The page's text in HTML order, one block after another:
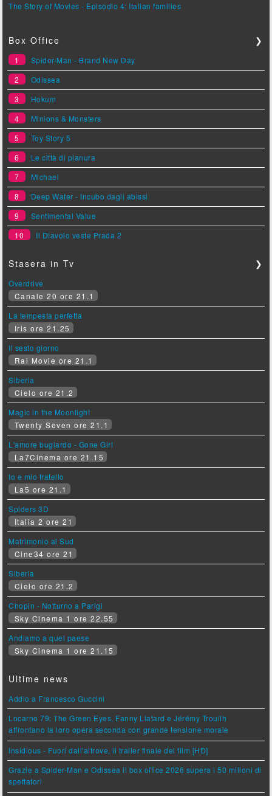
The Story of Movies - Episodio 4: Italian families
Box Office ❯
1
Spider-Man - Brand New Day
2
Odissea
3
Hokum
4
Minions & Monsters
5
Toy Story 5
6
Le città di pianura
7
Michael
8
Deep Water - Incubo dagli abissi
9
Sentimental Value
10
Il Diavolo veste Prada 2
Stasera in Tv ❯
Overdrive
Canale 20 ore 21.1
La tempesta perfetta
Iris ore 21.25
Il sesto giorno
Rai Movie ore 21.1
Siberia
Cielo ore 21.2
Magic in the Moonlight
Twenty Seven ore 21.1
L'amore bugiardo - Gone Girl
La7Cinema ore 21.15
Io e mio fratello
La5 ore 21.1
Spiders 3D
Italia 2 ore 21
Matrimonio al Sud
Cine34 ore 21
Siberia
Cielo ore 21.2
Chopin - Notturno a Parigi
Sky Cinema 1 ore 22.55
Andiamo a quel paese
Sky Cinema 1 ore 21.15
Ultime news
Addio a Francesco Guccini
Locarno 79: The Green Eyes, Fanny Liatard e Jérémy Trouilh
affrontano la loro opera seconda con grande tensione morale
Insidious - Fuori dall'altrove, il trailer finale del film [HD]
Grazie a Spider-Man e Odissea il box office 2026 supera i 50 milioni di
spettatori